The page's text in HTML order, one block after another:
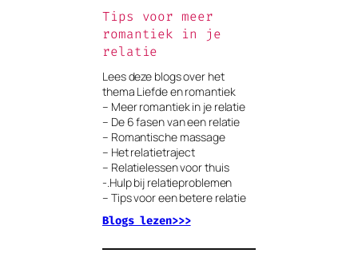
Tips voor meer
romantiek in je
relatie
Lees deze blogs over het
thema Liefde en romantiek
– Meer romantiek in je relatie
– De 6 fasen van een relatie
– Romantische massage
– Het relatietraject
– Relatielessen voor thuis
-.Hulp bij relatieproblemen
– Tips voor een betere relatie
Blogs lezen>>>